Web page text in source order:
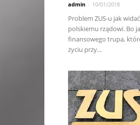
admin - 10/01/2018
Problem ZUS-u jak
polskiemu rządowi. Bo
finansowego trupa,
życiu przy...